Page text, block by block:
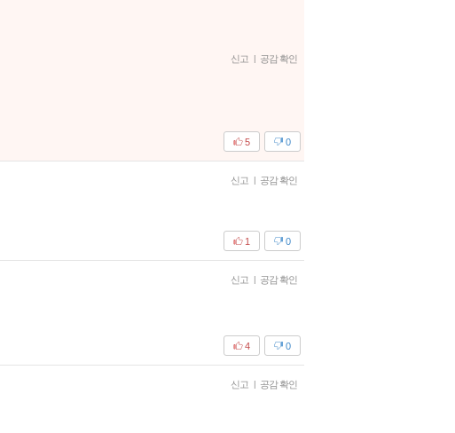
신고 | 공감 확인
0
5
신고 | 공감 확인
0
1
신고 | 공감 확인
0
4
신고 | 공감 확인